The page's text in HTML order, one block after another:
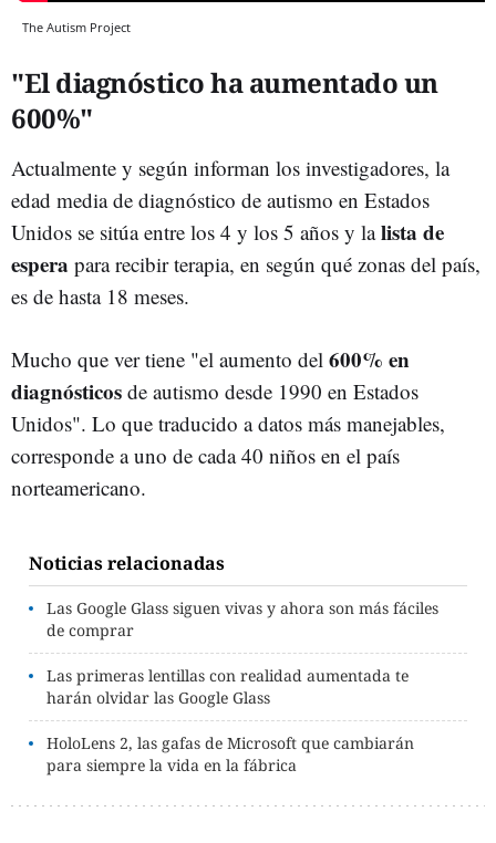
The Autism Project
"El diagnóstico ha aumentado un
600%"
Actualmente y según informan los investigadores, la
edad media de diagnóstico de autismo en Estados
Unidos se sitúa entre los 4 y los 5 años y lalista de
espera para recibir terapia, en según qué zonas del país,
es de hasta 18 meses.
Mucho que ver tiene "el aumento del 600% en
diagnósticos de autismo desde 1990 en Estados
Unidos". Lo que traducido a datos más manejables,
corresponde a uno de cada 40 niños en el país
norteamericano.
Noticias relacionadas
Las Google Glass siguen vivas y ahora son más fáciles
de comprar
Las primeras lentillas con realidad aumentada te
harán olvidar las Google Glass
HoloLens 2, las gafas de Microsoft que cambiarán
para siempre la vida en la fábrica